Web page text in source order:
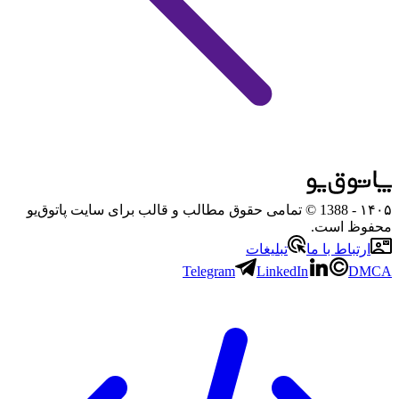
۱۴۰۵
- 1388 © تمامی حقوق مطالب و قالب برای سایت پاتوق‌یو
محفوظ است.
ارتباط با ما
تبلیغات
Telegram
LinkedIn DMCA